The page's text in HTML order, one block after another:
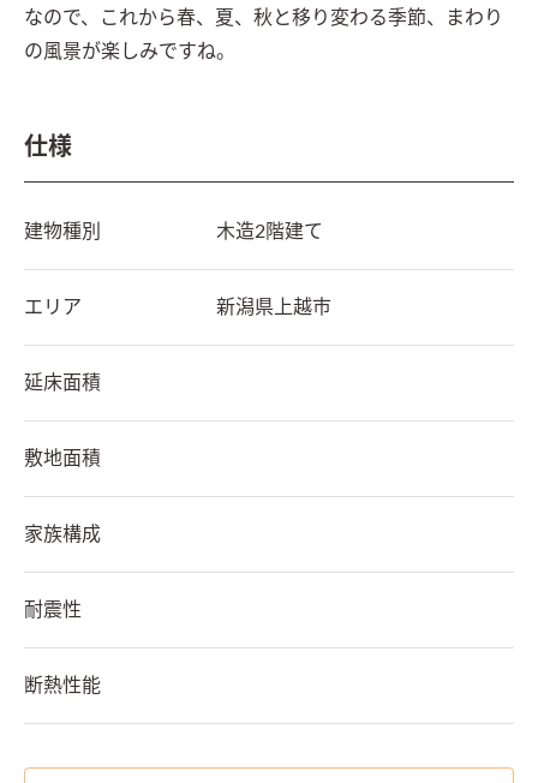
なので、これから春、夏、秋と移り変わる季節、まわり
の風景が楽しみですね。
仕様
建物種別 木造2階建て
エリア 新潟県上越市
延床面積
敷地面積
家族構成
耐震性
断熱性能